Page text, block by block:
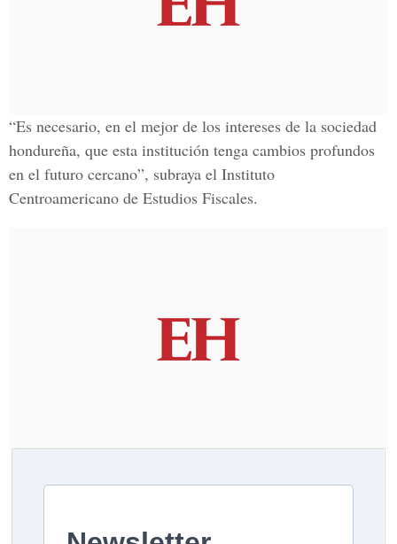
“Es necesario, en el mejor de los intereses de la sociedad
hondureña, que esta institución tenga cambios profundos
en el futuro cercano”, subraya el Instituto
Centroamericano de Estudios Fiscales.